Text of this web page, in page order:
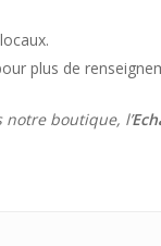
plus de
boutique, l’